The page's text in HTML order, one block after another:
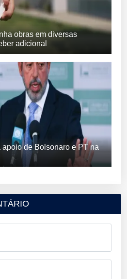
obras em diversas
adicional
de Bolsonaro e PT na